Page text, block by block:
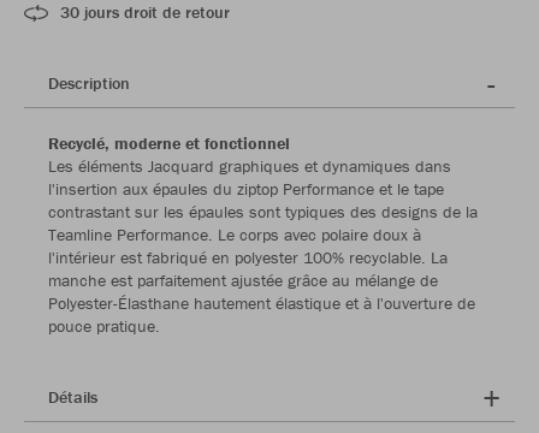
30 jours droit de retour
Description
Recyclé, moderne et fonctionnel
Les éléments Jacquard graphiques et dynamiques dans
l'insertion aux épaules du ziptop Performance et le tape
contrastant sur les épaules sont typiques des designs de la
Teamline Performance. Le corps avec polaire doux à
l'intérieur est fabriqué en polyester 100% recyclable. La
manche est parfaitement ajustée grâce au mélange de
Polyester-Élasthane hautement élastique et à l'ouverture de
pouce pratique.
Détails